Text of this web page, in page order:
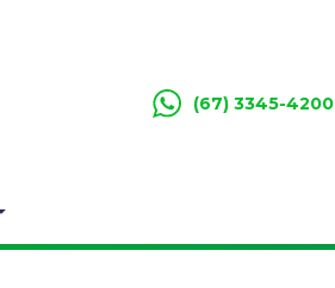
(67) 3345-4200